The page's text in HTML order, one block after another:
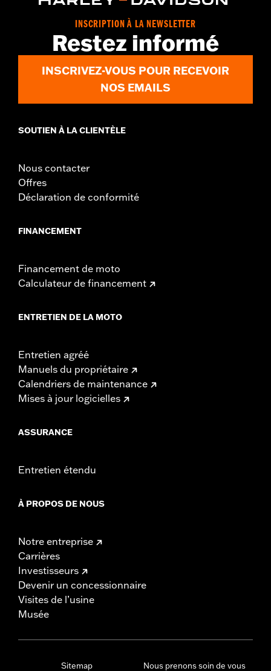
INSCRIPTION À LA NEWSLETTER
Restez informé
INSCRIVEZ-VOUS POUR RECEVOIR
NOS EMAILS
SOUTIEN À LA CLIENTÈLE
Nous contacter
Offres
Déclaration de conformité
FINANCEMENT
Financement de moto
Calculateur de financement
ENTRETIEN DE LA MOTO
Entretien agréé
Manuels du propriétaire
Calendriers de maintenance
Mises à jour logicielles
ASSURANCE
Entretien étendu
À PROPOS DE NOUS
Notre entreprise
Carrières
Investisseurs
Devenir un concessionnaire
Visites de l’usine
Musée
Sitemap Nous prenons soin de vous